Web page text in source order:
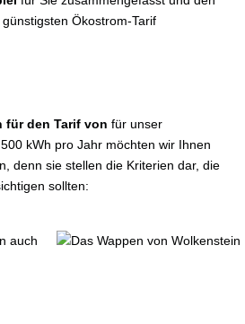
Ökostrom-Tarif
für den Tarif von für unser
kWh pro Jahr möchten wir Ihnen
denn sie stellen die Kriterien dar, die
sollten:
auch